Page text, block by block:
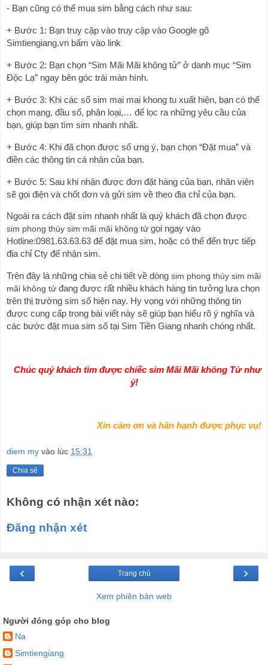
- Bạn cũng có thể mua sim bằng cách như sau:
+ Bước 1: Bạn truy cập vào truy cập vào Google gõ
Simtiengiang.vn bấm vào link
+ Bước 2: Bạn chọn “Sim Mãi Mãi không tử” ở danh mục “Sim
Độc Lạ” ngay bên góc trái màn hình.
+ Bước 3: Khi các số sim mai mai khong tu xuất hiện, bạn có thể
chọn mạng, đầu số, phân loại,… để lọc ra những yêu cầu của
bạn, giúp bạn tìm sim nhanh nhất.
+ Bước 4: Khi đã chọn được số ưng ý, bạn chọn “Đặt mua” và
điền các thông tin cá nhân của bạn.
+ Bước 5: Sau khi nhận được đơn đặt hàng của bạn, nhân viên
sẽ gọi điện và chốt đơn và gửi sim về theo địa chỉ của bạn.
sim phong thủy sim mãi mãi không tử gọi ngay vào
Hotline:0981.63.63.63 để đặt mua sim, hoặc có thể đến trực tiếp
địa chỉ Cty để nhận sim.
Trên đây là những chia sẻ chi tiết về dòng sim phong thủy sim mãi
mãi không tử đang được rất nhiều khách hàng tin tưởng lựa chọn
trên thị trường sim số hiện nay. Hy vọng với những thông tin
được cung cấp trong bài viết này sẽ giúp bạn hiểu rõ ý nghĩa và
các bước đặt mua sim số tại Sim Tiền Giang nhanh chóng nhất.
Chúc quý khách tìm được chiếc sim Mãi Mãi không Tử như
ý!
Xin cám ơn và hân hạnh được phục vụ!
diem my vào lúc 15:31
Chia sẻ
Không có nhận xét nào:
Đăng nhận xét
‹ ›
Trang chủ
Xem phiên bản web
Người đóng góp cho blog
Na
Simtiengiang